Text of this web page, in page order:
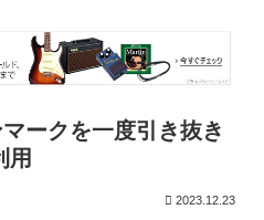
ークを一度引き抜き
用
2023.12.23